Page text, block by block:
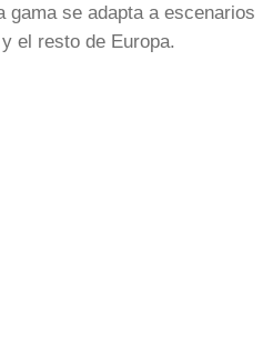
gama se adapta a escenarios
el resto de Europa.